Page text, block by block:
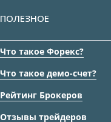
ПОЛЕЗНОЕ
Что такое Форекс?
Что такое демо-счет?
Рейтинг Брокеров
Отзывы трейдеров